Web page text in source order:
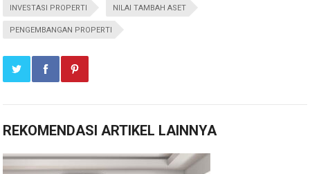
INVESTASI PROPERTI NILAI TAMBAH ASET
PENGEMBANGAN PROPERTI
REKOMENDASI ARTIKEL LAINNYA